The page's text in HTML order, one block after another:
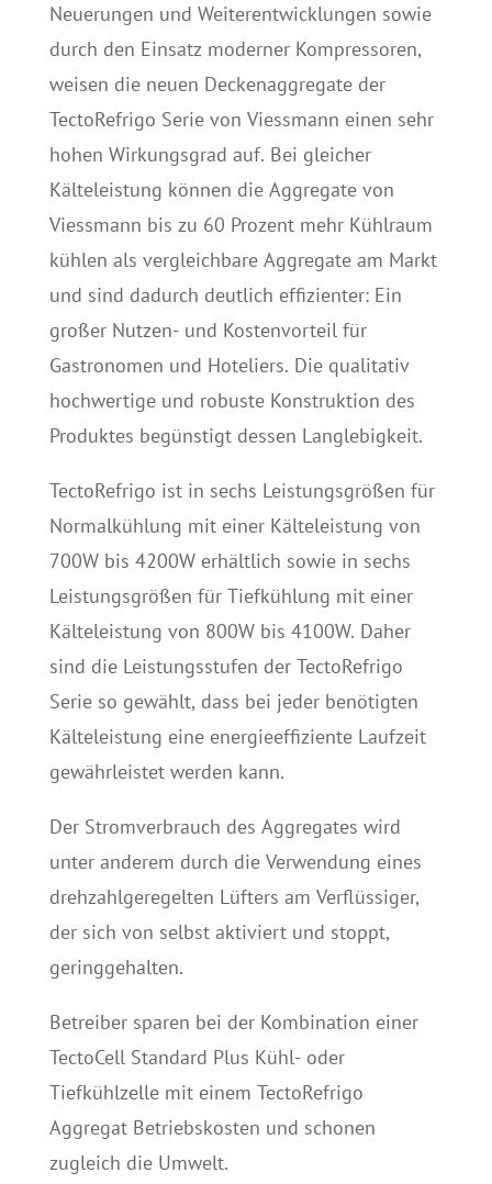
Neuerungen und Weiterentwicklungen sowie
durch den Einsatz moderner Kompressoren,
weisen die neuen Deckenaggregate der
TectoRefrigo Serie von Viessmann einen sehr
hohen Wirkungsgrad auf. Bei gleicher
Kälteleistung können die Aggregate von
Viessmann bis zu 60 Prozent mehr Kühlraum
kühlen als vergleichbare Aggregate am Markt
und sind dadurch deutlich effizienter: Ein
großer Nutzen- und Kostenvorteil für
Gastronomen und Hoteliers. Die qualitativ
hochwertige und robuste Konstruktion des
Produktes begünstigt dessen Langlebigkeit.
TectoRefrigo ist in sechs Leistungsgrößen für
Normalkühlung mit einer Kälteleistung von
700W bis 4200W erhältlich sowie in sechs
Leistungsgrößen für Tiefkühlung mit einer
Kälteleistung von 800W bis 4100W. Daher
sind die Leistungsstufen der TectoRefrigo
Serie so gewählt, dass bei jeder benötigten
Kälteleistung eine energieeffiziente Laufzeit
gewährleistet werden kann.
Der Stromverbrauch des Aggregates wird
unter anderem durch die Verwendung eines
drehzahlgeregelten Lüfters am Verflüssiger,
der sich von selbst aktiviert und stoppt,
geringgehalten.
Betreiber sparen bei der Kombination einer
TectoCell Standard Plus Kühl- oder
Tiefkühlzelle mit einem TectoRefrigo
Aggregat Betriebskosten und schonen
zugleich die Umwelt.